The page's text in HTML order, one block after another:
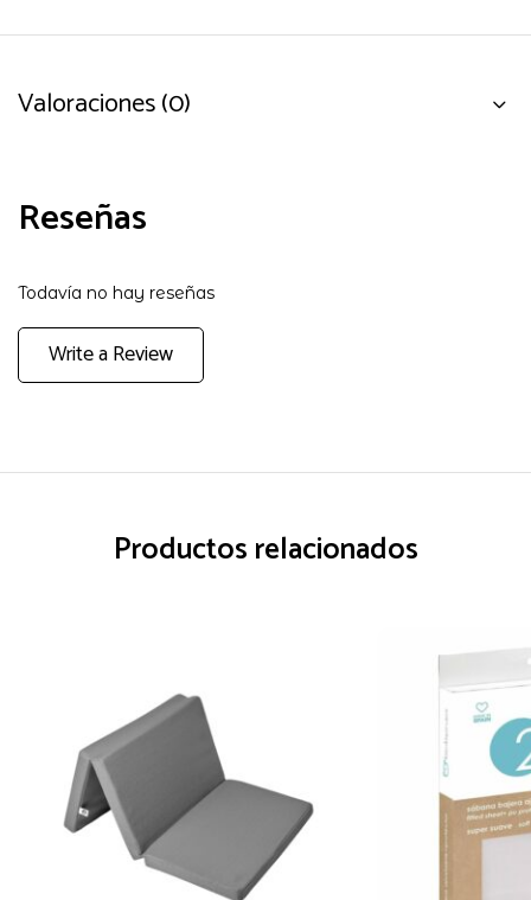
Valoraciones (0)
Reseñas
Todavía no hay reseñas
Write a Review
Productos relacionados